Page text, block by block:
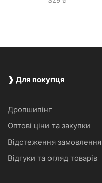
❱ Для покупця
Дропшипінг
Оптові ціни та закупки
Відстеження замовлення
Відгуки та огляд товарів